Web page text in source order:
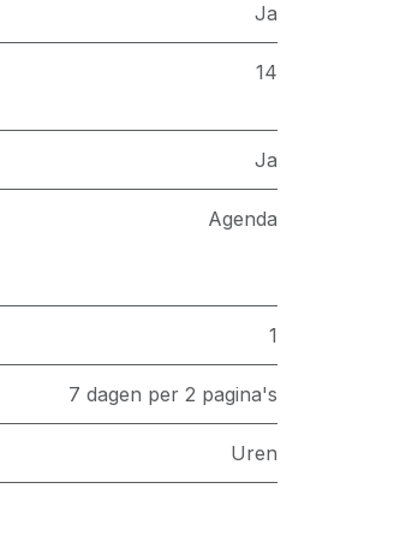
Ja
14
Ja
Agenda
1
7 dagen per 2 pagina's
Uren